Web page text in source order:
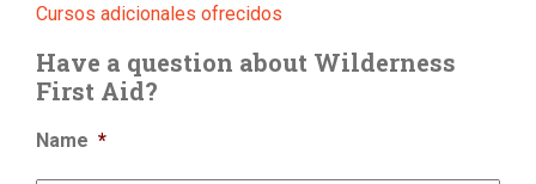
Cursos adicionales ofrecidos
Have a question about Wilderness
First Aid?
Name *